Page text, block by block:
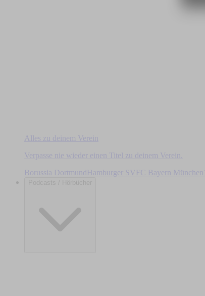
Alles zu deinem Verein
Verpasse nie wieder einen Titel zu deinem Verein.
Borussia DortmundHamburger SV FC Bayern München
Podcasts / Hörbücher